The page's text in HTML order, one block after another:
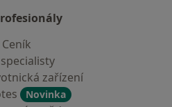
Ceník
zařízení
Novinka